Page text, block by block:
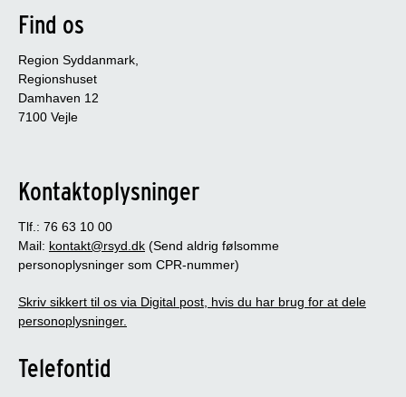
Find os
Region Syddanmark,
Regionshuset
Damhaven 12
7100 Vejle
Kontaktoplysninger
Tlf.: 76 63 10 00
Mail: kontakt@rsyd.dk (Send aldrig følsomme
personoplysninger som CPR-nummer)
Skriv sikkert til os via Digital post, hvis du har brug for at dele
personoplysninger.
Telefontid